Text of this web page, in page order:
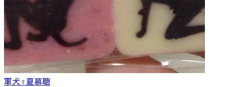
軍犬♀ 夏慕聰